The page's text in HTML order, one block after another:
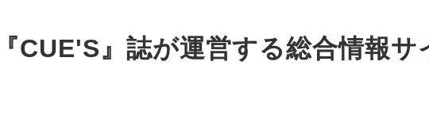
CUE'S』誌が運営する総合情報サ